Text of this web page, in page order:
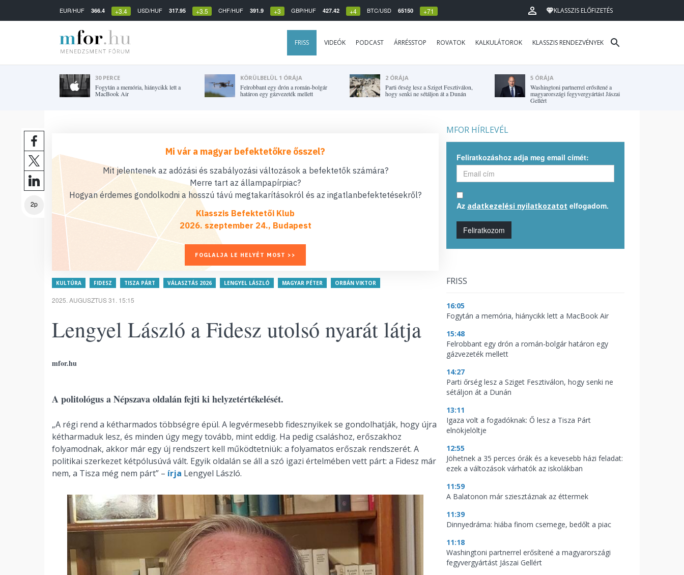
EUR/HUF 366.4 +3.4 USD/HUF 317.95 +3.5 CHF/HUF 391.9 +3 GBP/HUF 427.42 +4 BTC/USD 65150 +71 KLASSZIS ELŐFIZETÉS
FRISS VIDEÓK PODCAST ÁRRÉSSTOP ROVATOK KALKULÁTOROK KLASSZIS RENDEZVÉNYEK
30 PERCE
Fogytán a memória, hiánycikk lett a
MacBook Air
KÖRÜLBELÜL 1 ÓRÁJA
Felrobbant egy drón a román-bolgár
határon egy gázvezeték mellett
2 ÓRÁJA
Parti őrség lesz a Sziget Fesztiválon,
hogy senki ne sétáljon át a Dunán
5 ÓRÁJA
Washingtoni partnerrel erősítené a
magyarországi fegyvergyártást Jászai
Gellért
2p
Mi vár a magyar befektetőkre ősszel?
Mit jelentenek az adózási és szabályozási változások a befektetők számára?
Merre tart az állampapírpiac?
Hogyan érdemes gondolkodni a hosszú távú megtakarításokról és az ingatlanbefektetésekről?
Klasszis Befektetői Klub
2026. szeptember 24., Budapest
FOGLALJA LE HELYÉT MOST >>
KULTÚRA FIDESZ TISZA PÁRT VÁLASZTÁS 2026 LENGYEL LÁSZLÓ MAGYAR PÉTER ORBÁN VIKTOR
2025. AUGUSZTUS 31. 15:15
Lengyel László a Fidesz utolsó nyarát látja
mfor.hu
A politológus a Népszava oldalán fejti ki helyzetértékelését.
„A régi rend a kétharmados többségre épül. A legvérmesebb fidesznyikek se gondolhatják, hogy újra
kétharmaduk lesz, és minden úgy megy tovább, mint eddig. Ha pedig csaláshoz, erőszakhoz
folyamodnak, akkor már egy új rendszert kell működtetniük: a folyamatos erőszak rendszerét. A
politikai szerkezet kétpólusúvá vált. Egyik oldalán se áll a szó igazi értelmében vett párt: a Fidesz már
nem, a Tisza még nem párt” – írja Lengyel László.
MFOR HÍRLEVÉL
Feliratkozáshoz adja meg email címét:
Az adatkezelési nyilatkozatot elfogadom.
Feliratkozom
FRISS
16:05
Fogytán a memória, hiánycikk lett a MacBook Air
15:48
Felrobbant egy drón a román-bolgár határon egy
gázvezeték mellett
14:27
Parti őrség lesz a Sziget Fesztiválon, hogy senki ne
sétáljon át a Dunán
13:11
Igaza volt a fogadóknak: Ő lesz a Tisza Párt
elnökjelöltje
12:55
Jöhetnek a 35 perces órák és a kevesebb házi feladat:
ezek a változások várhatók az iskolákban
11:59
A Balatonon már sziesztáznak az éttermek
11:39
Dinnyedráma: hiába finom csemege, bedőlt a piac
11:18
Washingtoni partnerrel erősítené a magyarországi
fegyvergyártást Jászai Gellért